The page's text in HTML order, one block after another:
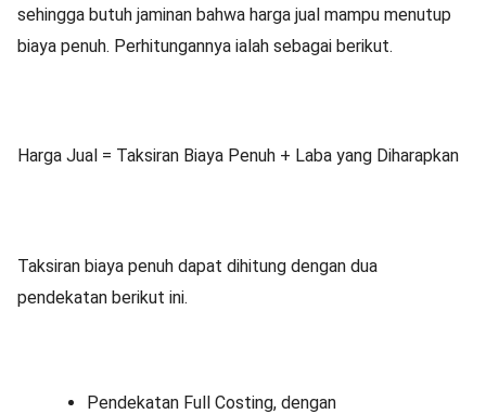
sehingga butuh jaminan bahwa harga jual mampu menutup
biaya penuh. Perhitungannya ialah sebagai berikut.
Harga Jual = Taksiran Biaya Penuh + Laba yang Diharapkan
Taksiran biaya penuh dapat dihitung dengan dua
pendekatan berikut ini.
Pendekatan Full Costing, dengan